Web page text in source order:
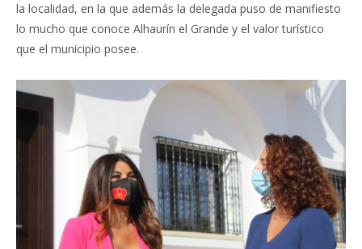
la localidad, en la que además la delegada puso de manifiesto
lo mucho que conoce Alhaurín el Grande y el valor turístico
que el municipio posee.